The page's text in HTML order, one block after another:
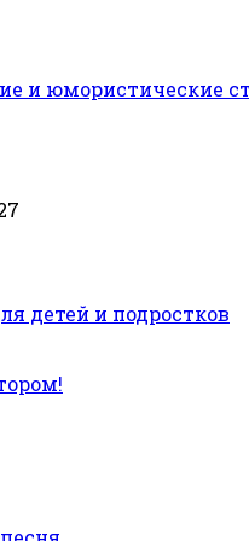
и юмористические
детей и подростков